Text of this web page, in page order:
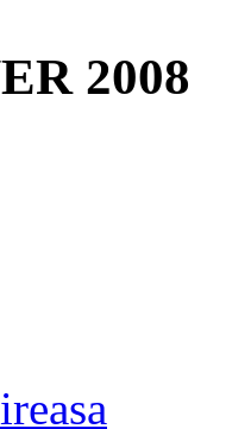
2008